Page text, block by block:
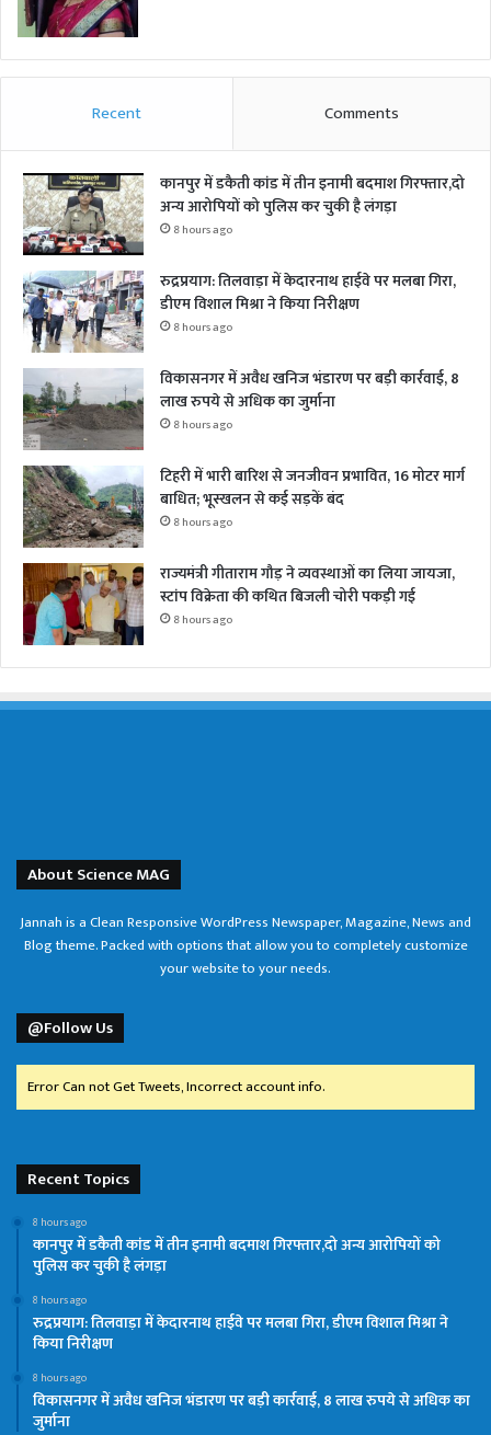
Recent Comments
कानपुर में डकैती कांड में तीन इनामी बदमाश गिरफ्तार,दो
अन्य आरोपियों को पुलिस कर चुकी है लंगड़ा
8 hours ago
रुद्रप्रयाग: तिलवाड़ा में केदारनाथ हाईवे पर मलबा गिरा,
डीएम विशाल मिश्रा ने किया निरीक्षण
8 hours ago
विकासनगर में अवैध खनिज भंडारण पर बड़ी कार्रवाई, 8
लाख रुपये से अधिक का जुर्माना
8 hours ago
टिहरी में भारी बारिश से जनजीवन प्रभावित, 16 मोटर मार्ग
बाधित; भूस्खलन से कई सड़कें बंद
8 hours ago
राज्यमंत्री गीताराम गौड़ ने व्यवस्थाओं का लिया जायजा,
स्टांप विक्रेता की कथित बिजली चोरी पकड़ी गई
8 hours ago
About Science MAG
Jannah is a Clean Responsive WordPress Newspaper, Magazine, News and
Blog theme. Packed with options that allow you to completely customize
your website to your needs.
@Follow Us
Error Can not Get Tweets, Incorrect account info.
Recent Topics
8 hours ago
कानपुर में डकैती कांड में तीन इनामी बदमाश गिरफ्तार,दो अन्य आरोपियों को
पुलिस कर चुकी है लंगड़ा
8 hours ago
रुद्रप्रयाग: तिलवाड़ा में केदारनाथ हाईवे पर मलबा गिरा, डीएम विशाल मिश्रा ने
किया निरीक्षण
8 hours ago
विकासनगर में अवैध खनिज भंडारण पर बड़ी कार्रवाई, 8 लाख रुपये से अधिक का
जुर्माना